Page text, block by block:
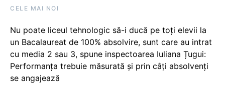
CELE MAI NOI
Nu poate liceul tehnologic să-i ducă pe toți elevii la
un Bacalaureat de 100% absolvire, sunt care au intrat
cu media 2 sau 3, spune inspectoarea Iuliana Țugui:
Performanța trebuie măsurată și prin câți absolvenți
se angajează